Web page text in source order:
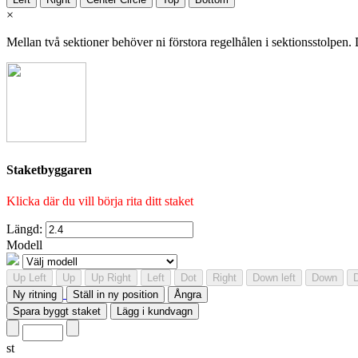
×
Mellan två sektioner behöver ni förstora regelhålen i
Staketbyggaren
Klicka där du vill börja rita ditt staket
Längd:
Modell
Up Left Up Up Right Left Dot Right Down left Down
Ny ritning
Ställ in ny position
Ångra
Spara byggt staket
Lägg i kundvagn
st